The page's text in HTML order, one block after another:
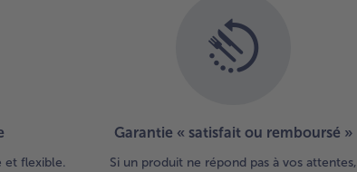
et flexible.
Garantie « satisfait ou remboursé »
Si un produit ne répond pas à vos attentes,